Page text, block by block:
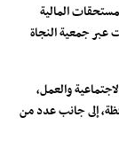
المالية
عبر جمعية النجاة
والعمل،
إلى جانب عدد من